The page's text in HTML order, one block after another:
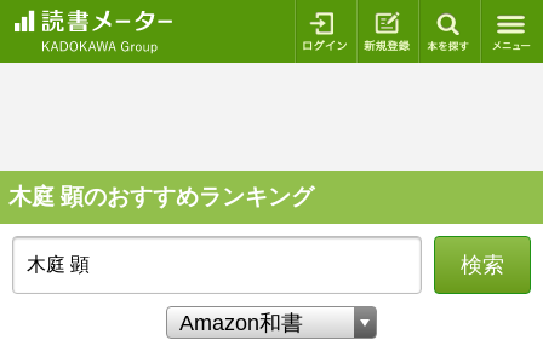
ログイン 新規登録
木庭 顕のおすすめランキング
検索